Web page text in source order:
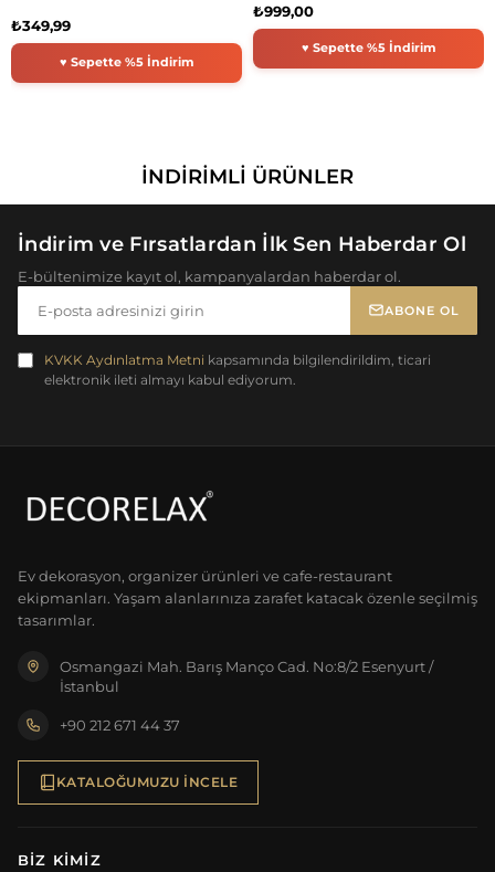
₺349,99
₺999,00
İNDIRIMLI ÜRÜNLER
İndirim ve Fırsatlardan İlk Sen Haberdar Ol
E-bültenimize kayıt ol, kampanyalardan haberdar ol.
ABONE OL
KVKK Aydınlatma Metni kapsamında bilgilendirildim, ticari
elektronik ileti almayı kabul ediyorum.
Ev dekorasyon, organizer ürünleri ve cafe-restaurant
ekipmanları. Yaşam alanlarınıza zarafet katacak özenle seçilmiş
tasarımlar.
Osmangazi Mah. Barış Manço Cad. No:8/2 Esenyurt /
İstanbul
+90 212 671 44 37
KATALOĞUMUZU İNCELE
BIZ KIMIZ